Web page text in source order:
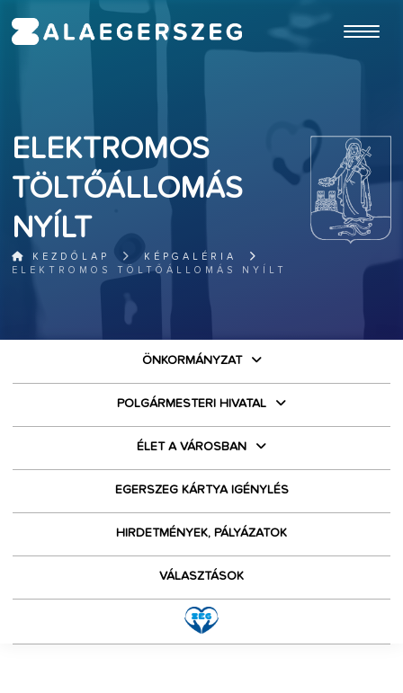
ELEKTROMOS
TÖLTŐÁLLOMÁS
NYÍLT
KEZDŐLAP
KÉPGALÉRIA
ELEKTROMOS TÖLTŐÁLLOMÁS NYÍLT
ÖNKORMÁNYZAT
POLGÁRMESTERI HIVATAL
ÉLET A VÁROSBAN
EGERSZEG KÁRTYA IGÉNYLÉS
HIRDETMÉNYEK, PÁLYÁZATOK
VÁLASZTÁSOK